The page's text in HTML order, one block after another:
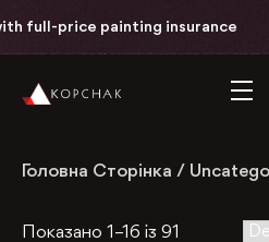
full-price painting insurance
Головна Сторінка /
Показано 1–16 із 91